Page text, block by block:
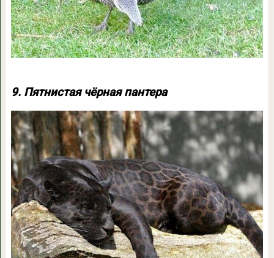
9. Пятнистая чёрная пантера